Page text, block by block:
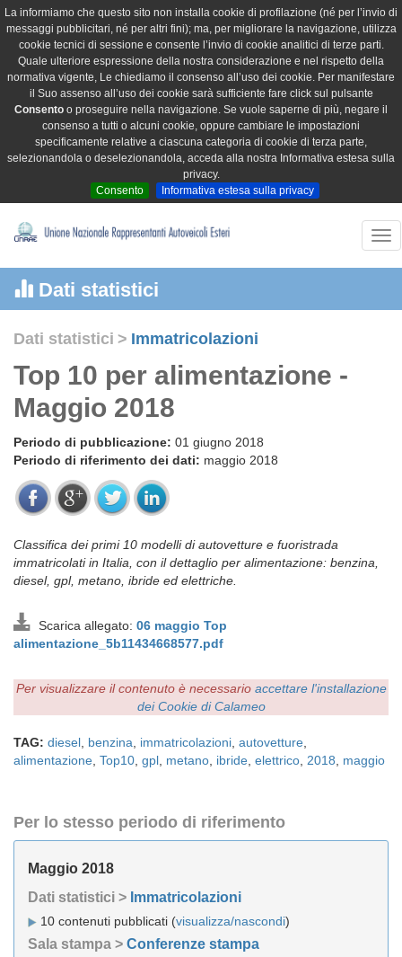
La informiamo che questo sito non installa cookie di profilazione (né per l’invio di
messaggi pubblicitari, né per altri fini); ma, per migliorare la navigazione, utilizza
cookie tecnici di sessione e consente l’invio di cookie analitici di terze parti.
Quale ulteriore espressione della nostra considerazione e nel rispetto della
normativa vigente, Le chiediamo il consenso all’uso dei cookie. Per manifestare
il Suo assenso all’uso dei cookie sarà sufficiente fare click sul pulsante
Consento o proseguire nella navigazione. Se vuole saperne di più, negare il
consenso a tutti o alcuni cookie, oppure cambiare le impostazioni
specificamente relative a ciascuna categoria di cookie di terza parte,
selezionandola o deselezionandola, acceda alla nostra Informativa estesa sulla
privacy.
Consento
Informativa estesa sulla privacy
Dati statistici
Dati statistici > Immatricolazioni
Top 10 per alimentazione -
Maggio 2018
Periodo di pubblicazione: 01 giugno 2018
Periodo di riferimento dei dati: maggio 2018
Classifica dei primi 10 modelli di autovetture e fuoristrada
immatricolati in Italia, con il dettaglio per alimentazione: benzina,
diesel, gpl, metano, ibride ed elettriche.
Scarica allegato: 06 maggio Top
alimentazione_5b11434668577.pdf
Per visualizzare il contenuto è necessario accettare l'installazione
dei Cookie di Calameo
TAG: diesel benzina immatricolazioni autovetture
alimentazione Top10 gpl metano ibride elettrico 2018 maggio
Per lo stesso periodo di riferimento
Maggio 2018
Dati statistici > Immatricolazioni
10 contenuti pubblicati (visualizza/nascondi)
Sala stampa > Conferenze stampa